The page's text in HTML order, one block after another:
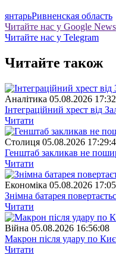
янтарьРивненская область
Читайте нас у Google News
Читайте нас у Telegram
Читайте також
Аналітика 05.08.2026
Інтеграційний хрест від
Читати
Столиця 05.08.2026
Генштаб закликав не
Читати
Економіка 05.08.2026
Знімна батарея
Читати
Війна 05.08.2026 16:56:08
Макрон після удару по
Читати